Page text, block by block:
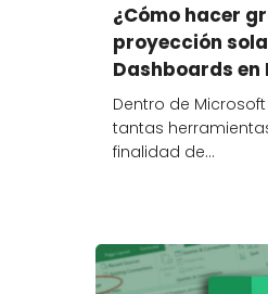
¿Cómo hacer
proyección
Dashboards en
Dentro de Microsoft
tantas
finalidad de…